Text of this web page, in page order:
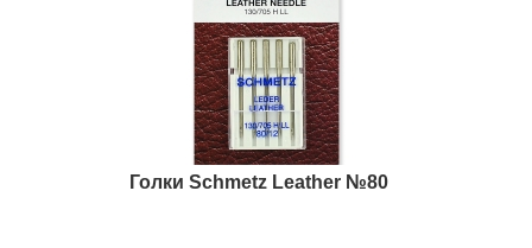
Голки Schmetz Leather №80